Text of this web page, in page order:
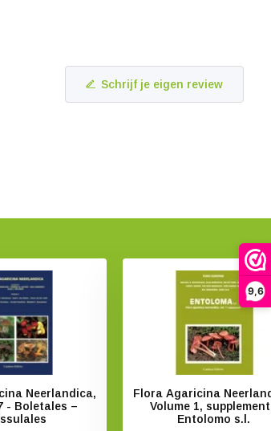
9,6
Schrijf je eigen review
Neerlandica,
- Boletales –
Flora Agaricina
Volume 1,
Entolomo s.l.